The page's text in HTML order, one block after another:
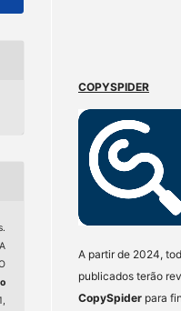
COPYSPIDER
A partir de 2024,
publicados terão
CopySpider para